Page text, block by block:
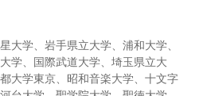
大学、岩手県立大学、浦和大学、
学、国際武道大学、埼玉県立大
大学東京、昭和音楽大学、十文字